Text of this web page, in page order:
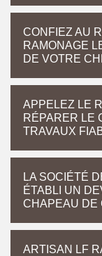
CONFIEZ AU
RAMONAGE
DE VOTRE
APPELEZ LE
RÉPARER LE
TRAVAUX
LA SOCIÉTÉ
ÉTABLI UN
CHAPEAU DE
ARTISAN LF